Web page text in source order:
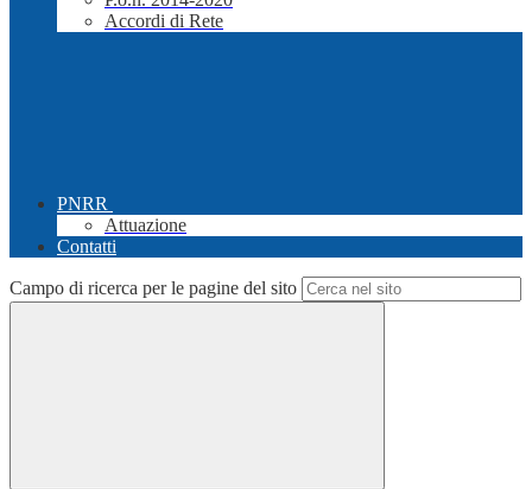
Accordi di Rete
PNRR
Attuazione
Contatti
Campo di ricerca per le pagine del sito